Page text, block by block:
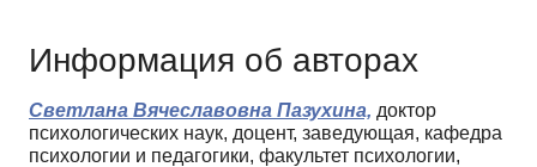
Информация об авторах
Светлана Вячеславовна Пазухина, доктор
психологических наук, доцент, заведующая, кафедра
психологии и педагогики, факультет психологии,